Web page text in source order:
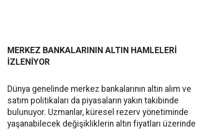
MERKEZ BANKALARININ ALTIN HAMLELERİ
İZLENİYOR
Dünya genelinde merkez bankalarının altın alım ve
satım politikaları da piyasaların yakın takibinde
bulunuyor. Uzmanlar, küresel rezerv yönetiminde
yaşanabilecek değişikliklerin altın fiyatları üzerinde